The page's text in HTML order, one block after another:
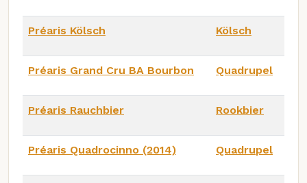
Préaris Kölsch Kölsch
Préaris Grand Cru BA Bourbon Quadrupel
Préaris Rauchbier Rookbier
Préaris Quadrocinno (2014) Quadrupel